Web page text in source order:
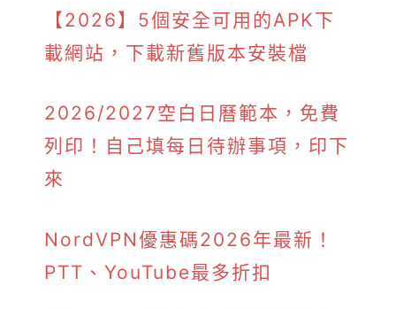
【2026】5個安全可用的APK下
載網站，下載新舊版本安裝檔
2026/2027空白日曆範本，免費
列印！自己填每日待辦事項，印下
來
NordVPN優惠碼2026年最新！
PTT、YouTube最多折扣